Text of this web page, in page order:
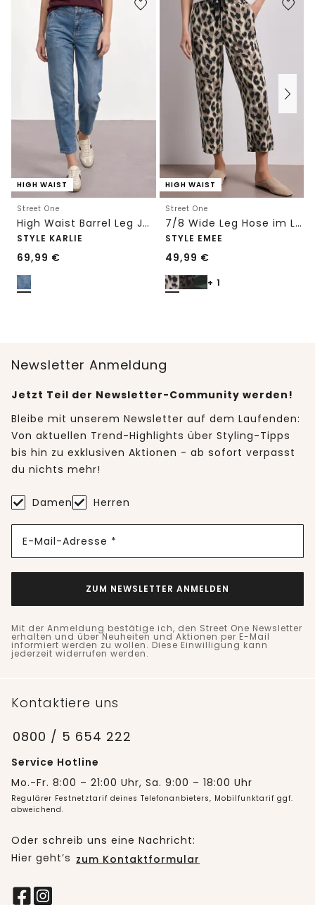
HIGH WAIST
Street One
High Waist Barrel Leg Jeans im Loose Fit
STYLE KARLIE
69,99 €
HIGH WAIST
Street One
7/8 Wide Leg Hose im Loose Fit mit Print
STYLE EMEE
49,99 €
+ 1
Newsletter Anmeldung
Jetzt Teil der Newsletter-Community werden!
Bleibe mit unserem Newsletter auf dem Laufenden:
Von aktuellen Trend-Highlights über Styling-Tipps
bis hin zu exklusiven Aktionen - ab sofort verpasst
du nichts mehr!
Damen Herren
E-Mail-Adresse *
ZUM NEWSLETTER ANMELDEN
Mit der Anmeldung bestätige ich, den Street One Newsletter
erhalten und über Neuheiten und Aktionen per E-Mail
informiert werden zu wollen. Diese Einwilligung kann
jederzeit widerrufen werden.
Kontaktiere uns
0800 / 5 654 222
Service Hotline
Mo.-Fr. 8:00 – 21:00 Uhr, Sa. 9:00 – 18:00 Uhr
Regulärer Festnetztarif deines Telefonanbieters, Mobilfunktarif ggf.
abweichend.
Oder schreib uns eine Nachricht:
Hier geht’s zum Kontaktformular